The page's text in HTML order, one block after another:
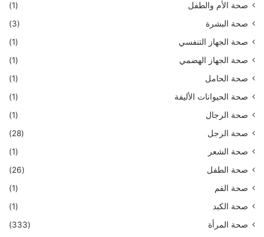
صحة الأم والطفل
(1)
صحة البشرة
(3)
صحة الجهاز التنفسي
(1)
صحة الجهاز الهضمي
(1)
صحة الحامل
(1)
صحة الحيوانات الأليفة
(1)
صحة الرجال
(1)
صحة الرجل
(28)
صحة الشعر
(1)
صحة الطفل
(26)
صحة الفم
(1)
صحة الكبد
(1)
صحة المرأة
(333)